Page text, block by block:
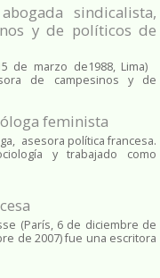
sindicalista,
y de políticos de
de marzo de1988, Lima)
de campesinos y de
feminista
asesora política francesa.
y trabajado como
(París, 6 de diciembre de
de 2007) fue una escritora